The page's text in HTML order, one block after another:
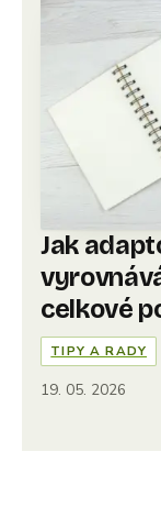
Jak
celkové
TIPY A RADY
19. 05. 2026